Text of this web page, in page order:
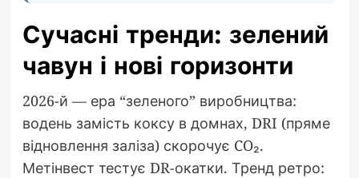
Сучасні тренди: зелений
чавун і нові горизонти
2026-й — ера “зеленого” виробництва:
водень замість коксу в домнах, DRI (пряме
відновлення заліза) скорочує CO₂.
Метінвест тестує DR-окатки. Тренд ретро: